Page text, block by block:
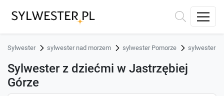
Sylwester sylwester nad morzem sylwester Pomorze sylwester
Sylwester z dziećmi w Jastrzębiej
Górze